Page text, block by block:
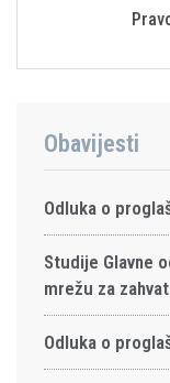
Obavijesti
Odluka o
Studije Glavne
mrežu za
Odluka o